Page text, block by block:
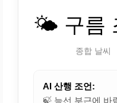
🌤️ 구름
종합 날씨
AI 산행 조언:
🍃 능선 부근에 바